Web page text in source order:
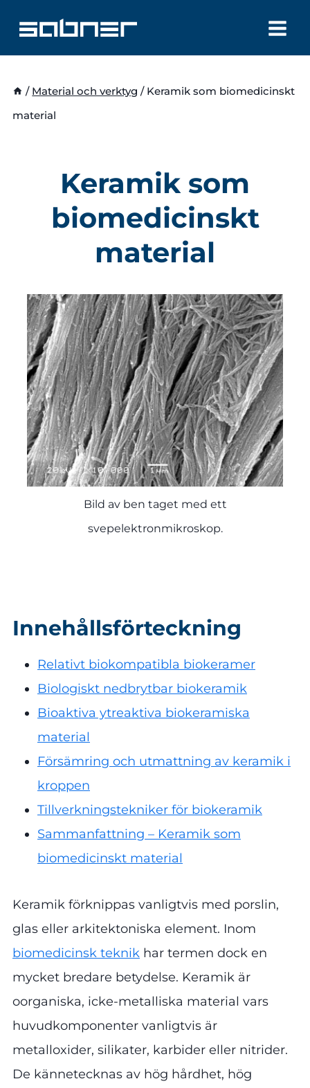
content
/ Material och verktyg / Keramik som biomedicinskt
material
Keramik som
biomedicinskt
material
Bild av ben taget med ett
svepelektronmikroskop.
Innehållsförteckning
Relativt biokompatibla biokeramer
Biologiskt nedbrytbar biokeramik
Bioaktiva ytreaktiva biokeramiska
material
Försämring och utmattning av keramik i
kroppen
Tillverkningstekniker för biokeramik
Sammanfattning – Keramik som
biomedicinskt material
Keramik förknippas vanligtvis med porslin,
glas eller arkitektoniska element. Inom
biomedicinsk teknik har termen dock en
mycket bredare betydelse. Keramik är
oorganiska, icke-metalliska material vars
huvudkomponenter vanligtvis är
metalloxider, silikater, karbider eller nitrider.
De kännetecknas av hög hårdhet, hög